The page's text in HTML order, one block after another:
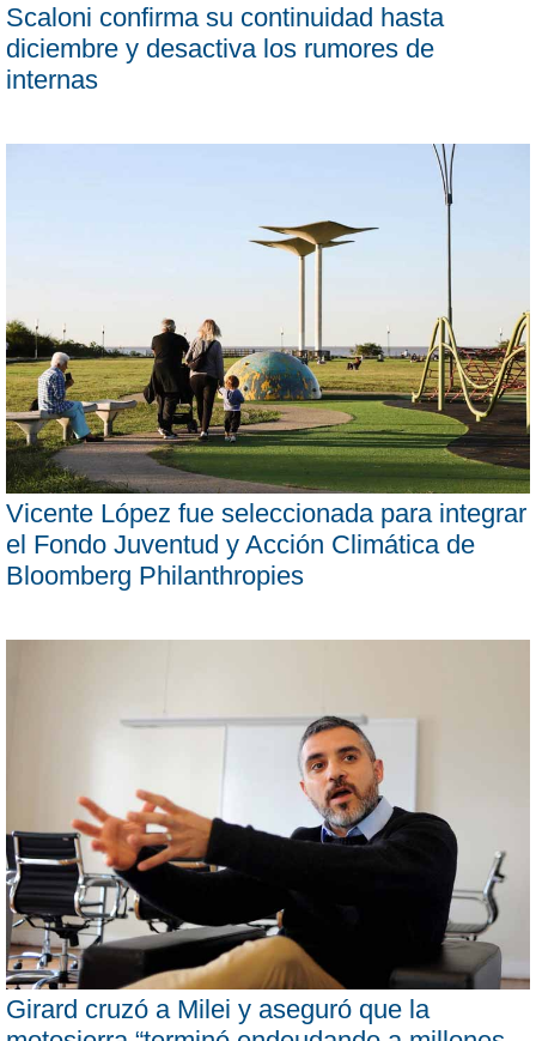
Scaloni confirma su continuidad hasta
diciembre y desactiva los rumores de
internas
Vicente López fue seleccionada para integrar
el Fondo Juventud y Acción Climática de
Bloomberg Philanthropies
Girard cruzó a Milei y aseguró que la